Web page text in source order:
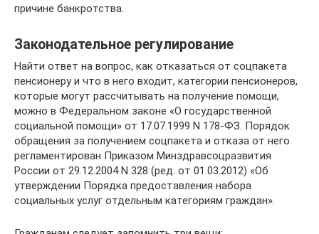
причине банкротства.
Законодательное регулирование
Найти ответ на вопрос, как отказаться от соцпакета
пенсионеру и что в него входит, категории пенсионеров,
которые могут рассчитывать на получение помощи,
можно в Федеральном законе «О государственной
социальной помощи» от 17.07.1999 N 178-ФЗ. Порядок
обращения за получением соцпакета и отказа от него
регламентирован Приказом Минздравсоцразвития
России от 29.12.2004 N 328 (ред. от 01.03.2012) «Об
утверждении Порядка предоставления набора
социальных услуг отдельным категориям граждан».